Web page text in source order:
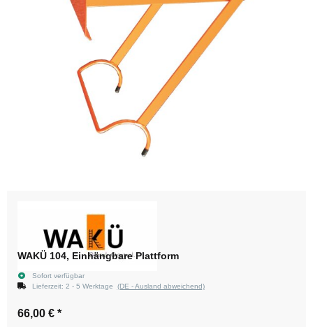
WAKÜ 104, Einhängbare Plattform
Sofort verfügbar
Lieferzeit: 2 - 5 Werktage (DE - Ausland abweichend)
66,00 € *